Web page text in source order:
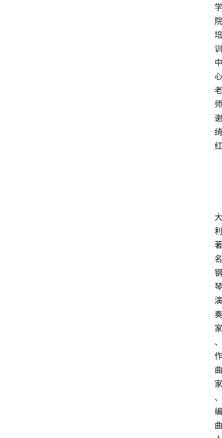
学
院
培
训
中
心
老
师
谢
绮
红
大
利
著
名
钢
琴
演
奏
家
、
作
曲
家
、
编
曲